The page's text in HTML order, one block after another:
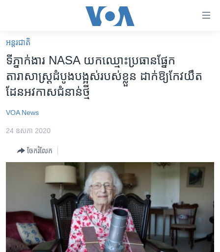
គេហទំព័រ​
ទាក់ទង
រំលង​
និង​
ចូល​
ទំព័រ​
ព័ត៌មាន​​
រំលង​
ទំព័រ​
រំលង​
អន្តរជាតិ
អាមេរិក
ព្រឹត្តិការណ៍ព័ត៌មាន
វិទ្យុ / ផតខាសថ៍
កម្មវិធីទាំងអស់
Khmer English
អន្តរជាតិ
ទីភ្នាក់ងារ NASA យក​ឈ្មោះ​ប្រធាន​ផ្នែក​
តារាសាស្ត្រ​ដំបូង​បង្អស់​របស់​ខ្លួន ដាក់​ឱ្យ​កែវយឹត​
ដែន​អវកាស​ជំនាន់​ថ្មី
VOA News
24 ឧសភា 2020
ចែករំលែក